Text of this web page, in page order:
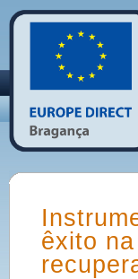
êxito